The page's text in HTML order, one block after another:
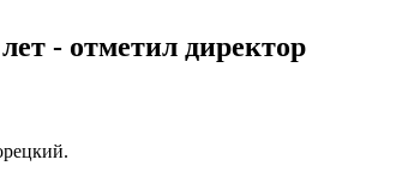
- отметил директор